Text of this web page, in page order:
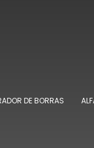
DE BORRAS